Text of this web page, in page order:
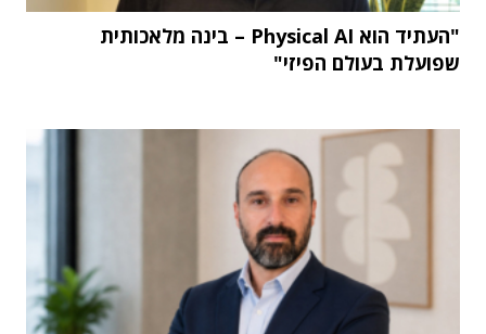
"העתיד הוא Physical AI – בינה מלאכותית
שפועלת בעולם הפיזי"